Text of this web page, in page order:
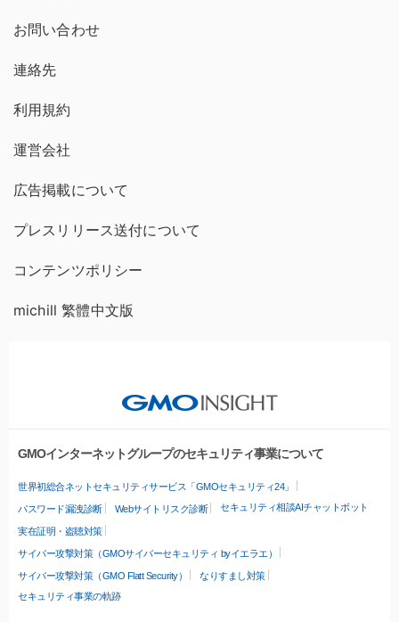
お問い合わせ
連絡先
利用規約
運営会社
広告掲載について
プレスリリース送付について
コンテンツポリシー
michill 繁體中文版
GMOインターネットグループのセキュリティ事業について
世界初総合ネットセキュリティサービス「GMOセキュリティ24」
パスワード漏洩診断 Webサイトリスク診断 セキュリティ相談AIチャットボット
実在証明・盗聴対策
サイバー攻撃対策（GMOサイバーセキュリティ byイエラエ）
サイバー攻撃対策（GMO Flatt Security）
なりすまし対策
セキュリティ事業の軌跡